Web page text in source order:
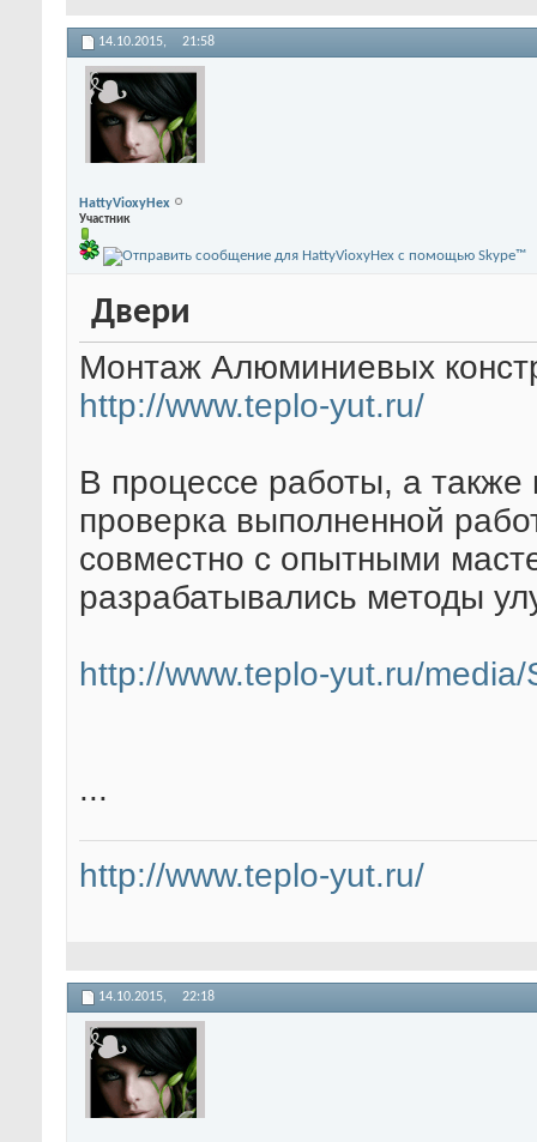
14.10.2015, 21:58
HattyVioxyHex
Участник
Двери
Монтаж Алюминиевых
http://www.teplo-yut.ru/
В процессе работы, а также
проверка выполненной
совместно с опытными
разрабатывались методы
http://www.teplo-yut.ru/
...
http://www.teplo-yut.ru/
14.10.2015, 22:18